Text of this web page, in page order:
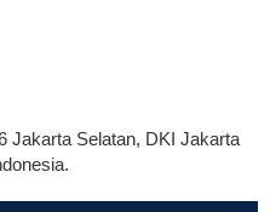
Jakarta Selatan, DKI Jakarta